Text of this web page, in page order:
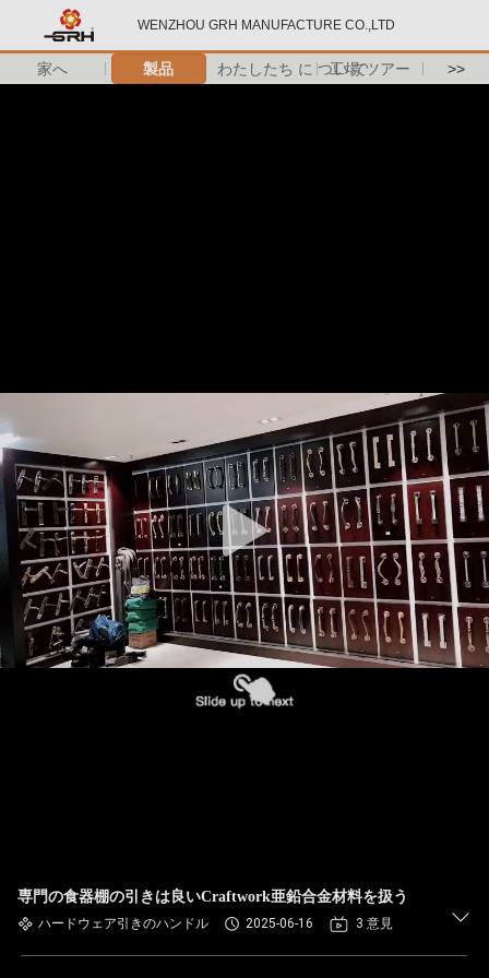
WENZHOU GRH MANUFACTURE CO.,LTD
家へ 製品 わたしたち に つい て工場 ツアー >>
専門の食器棚の引きは良いCraftwork亜鉛合金材料を扱う
ハードウェア引きのハンドル 2025-06-16 3 意見